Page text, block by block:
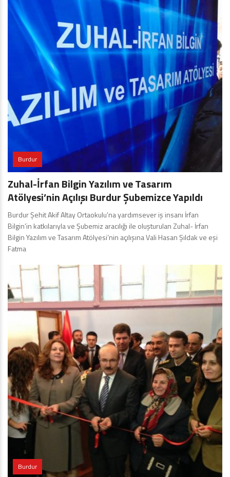
Burdur
Zuhal-İrfan Bilgin Yazılım ve Tasarım
Atölyesi’nin Açılışı Burdur Şubemizce Yapıldı
Burdur Şehit Akif Altay Ortaokulu’na yardımsever iş insanı İrfan
Bilgin’in katkılarıyla ve Şubemiz aracılığı ile oluşturulan Zuhal- İrfan
Bilgin Yazılım ve Tasarım Atölyesi’nin açılışına Vali Hasan Şıldak ve eşi
Fatma
Burdur